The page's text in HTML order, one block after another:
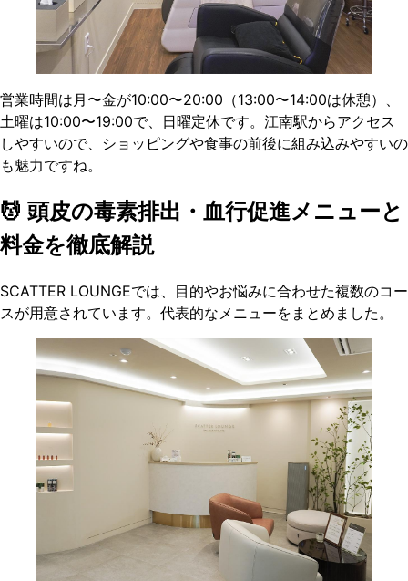
営業時間は月〜金が10:00〜20:00（13:00〜14:00は休憩）、
土曜は10:00〜19:00で、日曜定休です。江南駅からアクセス
しやすいので、ショッピングや食事の前後に組み込みやすいの
も魅力ですね。
💆 頭皮の毒素排出・血行促進メニューと
料金を徹底解説
SCATTER LOUNGEでは、目的やお悩みに合わせた複数のコー
スが用意されています。代表的なメニューをまとめました。